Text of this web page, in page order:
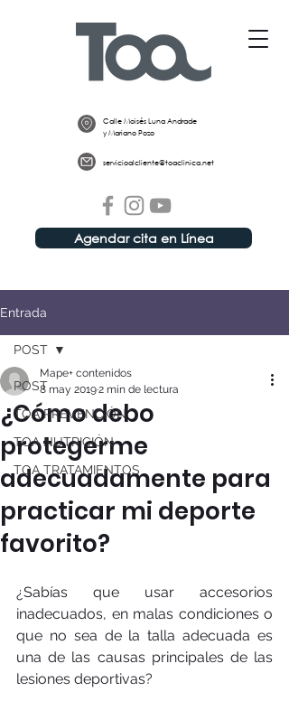
Calle Moisés Luna Andrade
y Mariano Pozo
servicioalcliente@toaclinica.net
Agendar cita en Línea
Entrada
POST
TOA PREVENCIÓN
TOA NUTRICIÓN
TOA TRATAMIENTOS
POST
¿Cómo debo
protegerme
adecuadamente para
practicar mi deporte
favorito?
Mape+ contenidos
8 may 20192 min de lectura
¿Sabías que usar accesorios
inadecuados, en malas condiciones o
que no sea de la talla adecuada es
una de las causas principales de las
lesiones deportivas?